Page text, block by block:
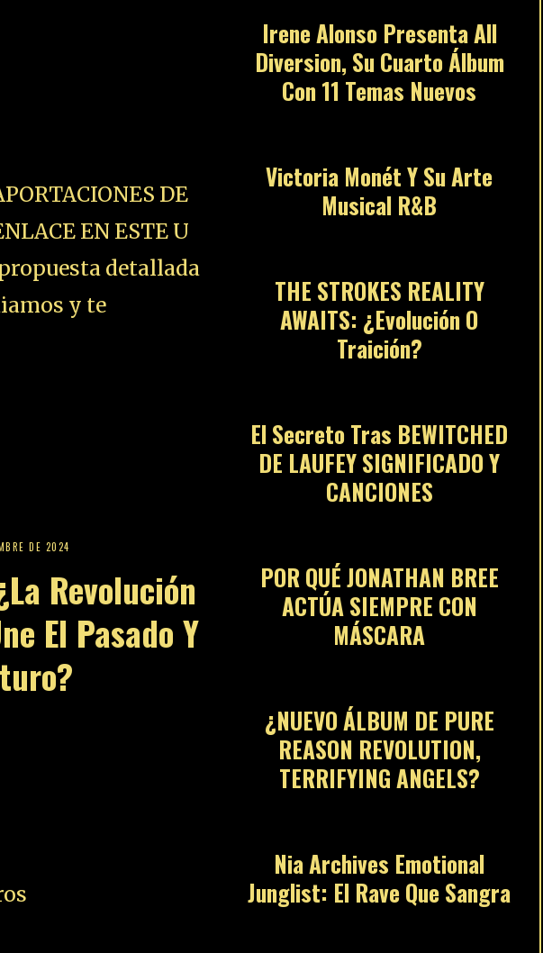
DE
EN ESTE U
detallada
y te
DE 2024
Revolución
El Pasado Y
Irene Alonso Presenta All
Diversion, Su Cuarto Álbum
Con 11 Temas Nuevos
03
Victoria Monét Y Su Arte
Musical R&B
THE STROKES REALITY
AWAITS: ¿Evolución O
Traición?
El Secreto Tras BEWITCHED
DE LAUFEY SIGNIFICADO Y
CANCIONES
POR QUÉ JONATHAN BREE
ACTÚA SIEMPRE CON
MÁSCARA
¿NUEVO ÁLBUM DE PURE
REASON REVOLUTION,
TERRIFYING ANGELS?
08
Nia Archives Emotional
Junglist: El Rave Que Sangra
09